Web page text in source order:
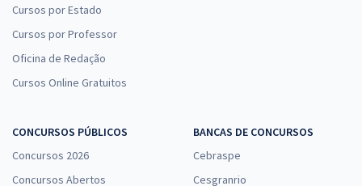
Cursos por Estado
Cursos por Professor
Oficina de Redação
Cursos Online Gratuitos
CONCURSOS PÚBLICOS
Concursos 2026
Concursos Abertos
BANCAS DE CONCURSOS
Cebraspe
Cesgranrio